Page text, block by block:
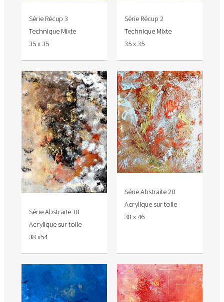
Série Récup 3
Technique Mixte
35 x 35
Série Récup 2
Technique Mixte
35 x 35
Série Abstraite 18
Acrylique sur toile
38 x54
Série Abstraite 20
Acrylique sur toile
38 x 46